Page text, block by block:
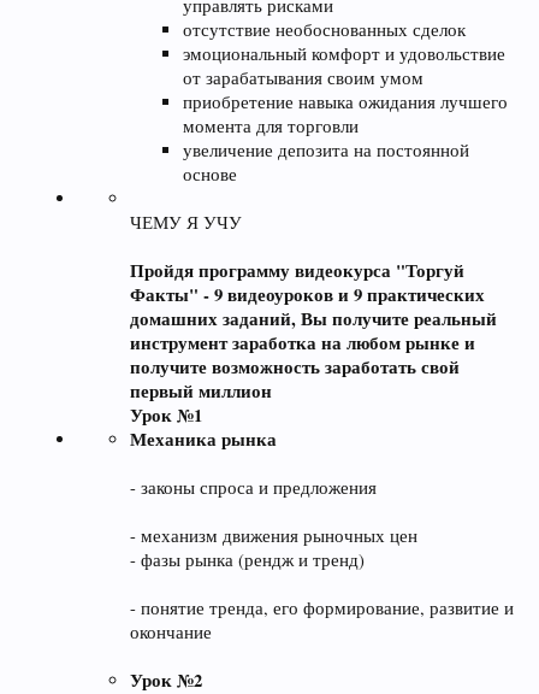
управлять рисками
отсутствие необоснованных сделок
эмоциональный комфорт и удовольствие
от зарабатывания своим умом
приобретение навыка ожидания лучшего
момента для торговли
увеличение депозита на постоянной
основе
ЧЕМУ Я УЧУ
Пройдя программу видеокурса "Торгуй
Факты" - 9 видеоуроков и 9 практических
домашних заданий, Вы получите реальный
инструмент заработка на любом рынке и
получите возможность заработать свой
первый миллион
Урок №1
Механика рынка
- законы спроса и предложения
- механизм движения рыночных цен
- фазы рынка (рендж и тренд)
- понятие тренда, его формирование, развитие и
окончание
Урок №2